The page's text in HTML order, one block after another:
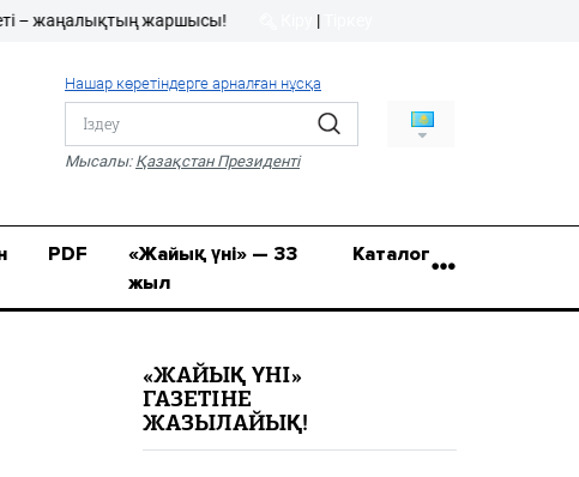
8 (7112) 50-86-31
Қ.Жұмағалиев (Фрунзе)
жаршысы! |
Нашар көретіндерге арналған нұсқа
Мысалы: Қазақстан Президенті
PDF
«Жайық үні» — 33
жыл
Каталог
«ЖАЙЫҚ ҮНІ»
ГАЗЕТІНЕ
ЖАЗЫЛАЙЫҚ!